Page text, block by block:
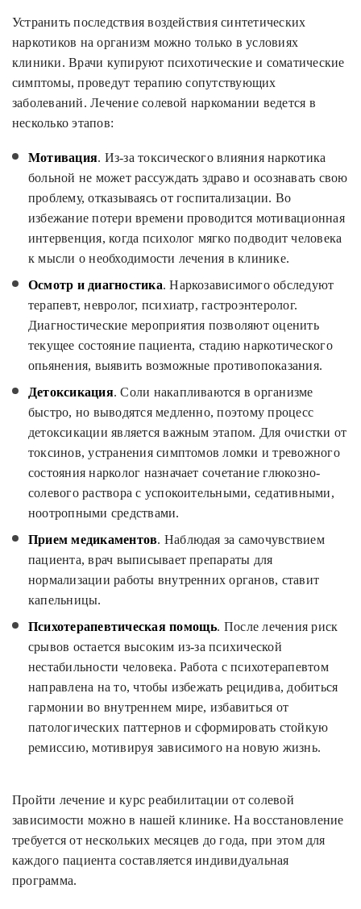
Устранить последствия воздействия синтетических
наркотиков на организм можно только в условиях
клиники. Врачи купируют психотические и соматические
симптомы, проведут терапию сопутствующих
заболеваний. Лечение солевой наркомании ведется в
несколько этапов:
Мотивация. Из-за токсического влияния наркотика
больной не может рассуждать здраво и осознавать свою
проблему, отказываясь от госпитализации. Во
избежание потери времени проводится мотивационная
интервенция, когда психолог мягко подводит человека
к мысли о необходимости лечения в клинике.
Осмотр и диагностика. Наркозависимого обследуют
терапевт, невролог, психиатр, гастроэнтеролог.
Диагностические мероприятия позволяют оценить
текущее состояние пациента, стадию наркотического
опьянения, выявить возможные противопоказания.
Детоксикация. Соли накапливаются в организме
быстро, но выводятся медленно, поэтому процесс
детоксикации является важным этапом. Для очистки от
токсинов, устранения симптомов ломки и тревожного
состояния нарколог назначает сочетание глюкозно-
солевого раствора с успокоительными, седативными,
ноотропными средствами.
Прием медикаментов. Наблюдая за самочувствием
пациента, врач выписывает препараты для
нормализации работы внутренних органов, ставит
капельницы.
Психотерапевтическая помощь. После лечения риск
срывов остается высоким из-за психической
нестабильности человека. Работа с психотерапевтом
направлена на то, чтобы избежать рецидива, добиться
гармонии во внутреннем мире, избавиться от
патологических паттернов и сформировать стойкую
ремиссию, мотивируя зависимого на новую жизнь.
Пройти лечение и курс реабилитации от солевой
зависимости можно в нашей клинике. На восстановление
требуется от нескольких месяцев до года, при этом для
каждого пациента составляется индивидуальная
программа.